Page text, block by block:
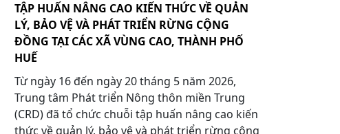
TẬP HUẤN NÂNG CAO KIẾN THỨC VỀ QUẢN
LÝ, BẢO VỆ VÀ PHÁT TRIỂN RỪNG CỘNG
ĐỒNG TẠI CÁC XÃ VÙNG CAO, THÀNH PHỐ
HUẾ
Từ ngày 16 đến ngày 20 tháng 5 năm 2026,
Trung tâm Phát triển Nông thôn miền Trung
(CRD) đã tổ chức chuỗi tập huấn nâng cao kiến
thức về quản lý, bảo vệ và phát triển rừng cộng